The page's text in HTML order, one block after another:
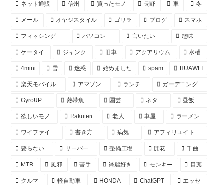
ネット通販 信州 買ったモノ 長野 車 冬
メール オヤジスタイル ゴリラ ブログ スマホ
フィッシング パソコン 言いたい 趣味
ケータイ ジャンク 旧車 アクアリウム 水槽
4mini 雪 迷惑 始めました spam HUAWEI
楽天モバイル アマゾン ランチ ガーデニング
GyroUP 熱帯魚 園芸 ネタ 昼飯
欲しいモノ Rakuten 老人 車屋 ラーメン
ワイファイ 書き方 病気 アフィリエイト
要らない サーバー 整備工場 開花 千曲
MTB 風邪 苦手 綺麗好き モンキー 目薬
クルマ 軽自動車 HONDA ChatGPT エッセ